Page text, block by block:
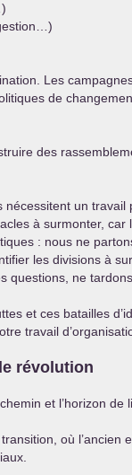
Les
de
des
un
à surmonter,
: nous ne
les divisions à
questions, ne
et ces batailles
travail
révolution
et l’horizon de
où